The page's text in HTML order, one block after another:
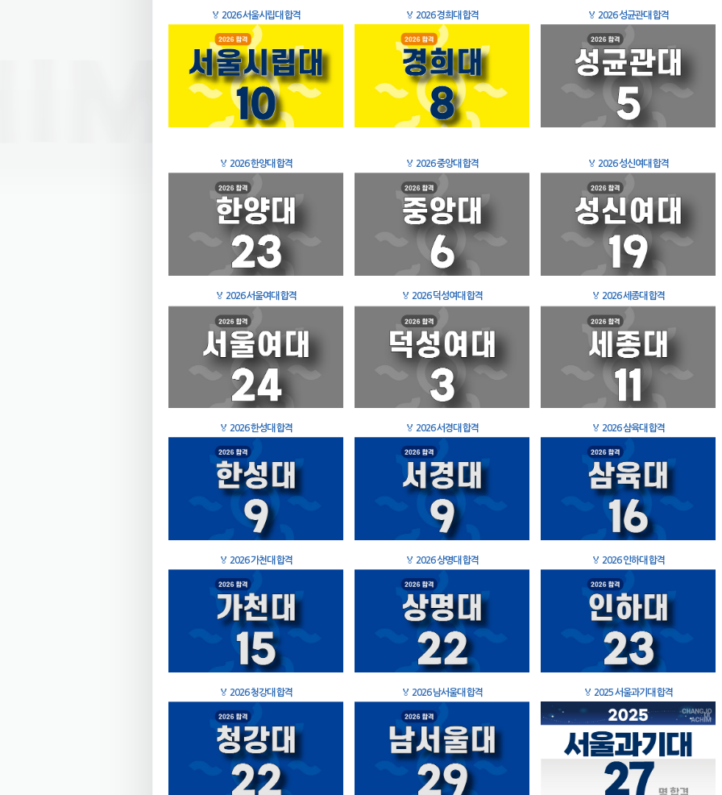
🏅 2026 서울시립대 합격 🏅 2026 경희대 합격 🏅 2026 성균관대 합격
🏅 2026 한양대 합격 🏅 2026 중앙대 합격 🏅 2026 성신여대 합격
🏅 2026 서울여대 합격 🏅 2026 덕성여대 합격 🏅 2026 세종대 합격
🏅 2026 한성대 합격 🏅 2026 서경대 합격 🏅 2026 삼육대 합격
🏅 2026 가천대 합격 🏅 2026 상명대 합격 🏅 2026 인하대 합격
🏅 2026 청강대 합격 🏅 2026 남서울대 합격 🏅 2025 서울과기대 합격